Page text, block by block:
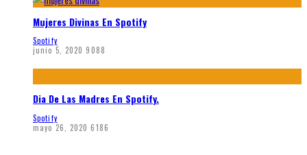
Mujeres Divinas En Spotify
Spotify
junio 5, 2020 9088
Dia De Las Madres En Spotify.
Spotify
mayo 26, 2020 6186